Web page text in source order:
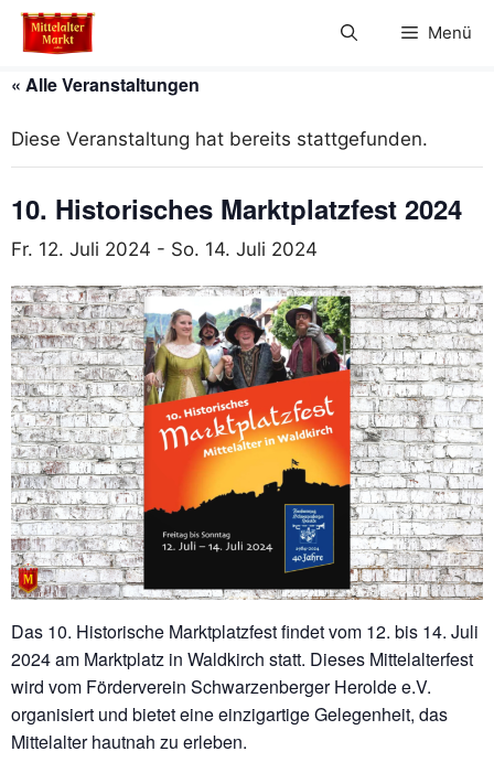
Zum
Inhalt
Menü
« Alle Veranstaltungen
Diese Veranstaltung hat bereits stattgefunden.
10. Historisches Marktplatzfest 2024
Fr. 12. Juli 2024 - So. 14. Juli 2024
Das 10. Historische Marktplatzfest findet vom 12. bis 14. Juli
2024 am Marktplatz in Waldkirch statt. Dieses Mittelalterfest
wird vom Förderverein Schwarzenberger Herolde e.V.
organisiert und bietet eine einzigartige Gelegenheit, das
Mittelalter hautnah zu erleben.